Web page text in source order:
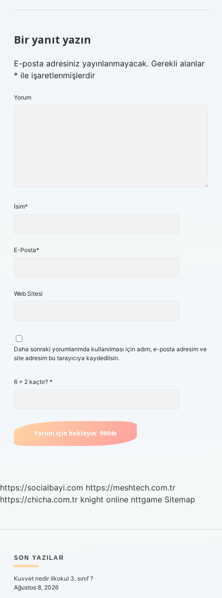
Bir yanıt yazın
E-posta adresiniz yayınlanmayacak. Gerekli alanlar
* ile işaretlenmişlerdir
Yorum
İsim*
E-Posta*
Web Sitesi
Daha sonraki yorumlarımda kullanılması için adım, e-posta adresim ve
site adresim bu tarayıcıya kaydedilsin.
6 + 2 kaçtır? *
https://socialbayi.com https://meshtech.com.tr
https://chicha.com.tr knight online nttgame Sitemap
SIDEBAR
SON YAZILAR
Kuvvet nedir ilkokul 3. sınıf ?
Ağustos 8, 2026